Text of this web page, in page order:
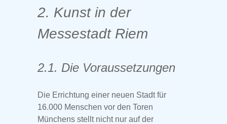
2. Kunst in der
Messestadt Riem
2.1. Die Voraussetzungen
Die Errichtung einer neuen Stadt für
16.000 Menschen vor den Toren
Münchens stellt nicht nur auf der